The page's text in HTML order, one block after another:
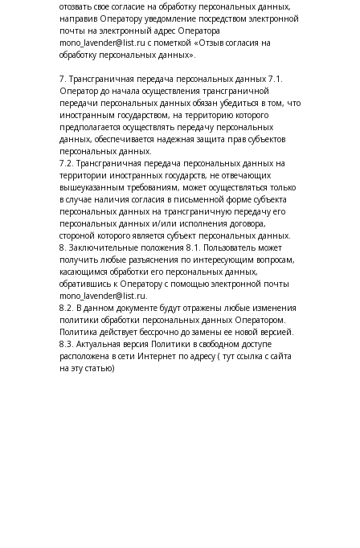
отозвать свое согласие на обработку персональных данных,
направив Оператору уведомление посредством электронной
почты на электронный адрес Оператора
mono_lavender@list.ru с пометкой «Отзыв согласия на
обработку персональных данных».
7. Трансграничная передача персональных данных 7.1.
Оператор до начала осуществления трансграничной
передачи персональных данных обязан убедиться в том, что
иностранным государством, на территорию которого
предполагается осуществлять передачу персональных
данных, обеспечивается надежная защита прав субъектов
персональных данных.
7.2. Трансграничная передача персональных данных на
территории иностранных государств, не отвечающих
вышеуказанным требованиям, может осуществляться только
в случае наличия согласия в письменной форме субъекта
персональных данных на трансграничную передачу его
персональных данных и/или исполнения договора,
стороной которого является субъект персональных данных.
8. Заключительные положения 8.1. Пользователь может
получить любые разъяснения по интересующим вопросам,
касающимся обработки его персональных данных,
обратившись к Оператору с помощью электронной почты
mono_lavender@list.ru.
8.2. В данном документе будут отражены любые изменения
политики обработки персональных данных Оператором.
Политика действует бессрочно до замены ее новой версией.
8.3. Актуальная версия Политики в свободном доступе
расположена в сети Интернет по адресу ( тут ссылка с сайта
на эту статью)